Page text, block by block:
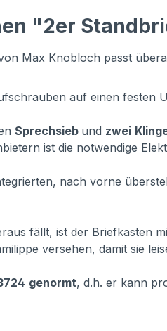
"2er
Max Knobloch passt
auf einen festen
Sprechsieb und zwei
ist die notwendige
nach vorne
fällt, ist der Briefkasten
versehen, damit sie
genormt, d.h. er kann